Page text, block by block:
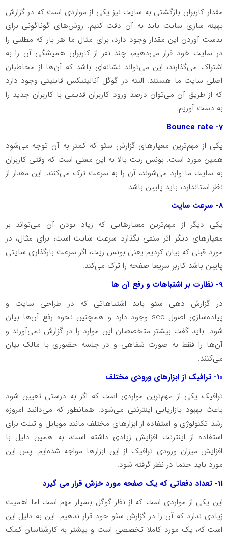
مقدار کاربران بازگشتی به سایت نیز یکی از مواردی است که در گزارش
بهینه سازی سایت باید به آن دقت کنیم. روش‌های گوناگونی برای
بدست آوردن این مقدار وجود دارد، برای مثال ما هر بار که مطلبی را
در سایت خود قرار می‌دهیم، چند نفر از کاربران همیشگی آن را به
اشتراک می‌گذارند، این می‌تواند نشانه‌ای باشد که آن‌ها از مخاطبان
اصلی سایت ما هستند. البته در گوگل آنالیتیکس قابلیتی وجود دارد
که از طریق آن می‌توان درصد ورود کاربران قدیمی با کاربران جدید را
به دست آوریم.
7- Bounce rate
یکی از مهم‌ترین معیارهای گزارش سئو که کمتر به آن توجه می‌شود
همین مورد است. بونس ریت بالا به این معنی است که وقتی کاربران
به سایت ما وارد می‌شوند، آن را به سرعت ترک می‌کنند. این مقدار از
نظر استاندارد، باید پایین باشد.
8- سرعت سایت
یکی دیگر از مهم‌ترین معیارهایی که زیاد بودن آن می‌تواند بر
معیارهای دیگر اثر منفی بگذارد سرعت سایت است، برای مثال، در
مورد قبلی که بیان کردیم یعنی بونس ریت، اگر سرعت بارگذاری سایتی
پایین باشد کاربر سریعا صفحه را ترک می‌کند.
9- نظارت بر اشتباهات و رفع آن ها
در گزارش دهی سئو باید اشتباهاتی که در طراحی سایت و
پیاده‌سازی اصول seo وجود دارد و همچنین نحوه رفع آن‌ها بیان
شود. باید گفت بیشتر متخصصان این موارد را در گزارش نمی‌آورند و
آن‌ها را فقط به صورت شفاهی و در جلسه حضوری با مالک بیان
می‌کنند.
10- ترافیک از ابزارهای ورودی مختلف
ترافیک یکی از مهم‌ترین مواردی است که اگر به درستی تعیین شود
باعث بهبود بازاریابی اینترنتی می‌شود. همانطور که می‌دانید امروزه
رشد تکنولوژی و استفاده از ابزارهای مختلف مانند موبایل و تبلت برای
استفاده از اینترنت افزایش زیادی داشته است، به همین دلیل با
افزایش میزان ورودی ترافیک از این ابزارها مواجه شده‌ایم. پس این
مورد باید حتما در نظر گرفته شود.
11- تعداد دفعاتی که یک صفحه مورد خزش قرار می گیرد
این یکی از مواردی است که از نظر گوگل بسیار مهم است اما اهمیت
زیادی ندارد که آن را در گزارش سئو خود قرار ندهیم. این به دلیل این
است که، یک مورد کاملا تخصصی است و بیشتر به کارشناسان کمک